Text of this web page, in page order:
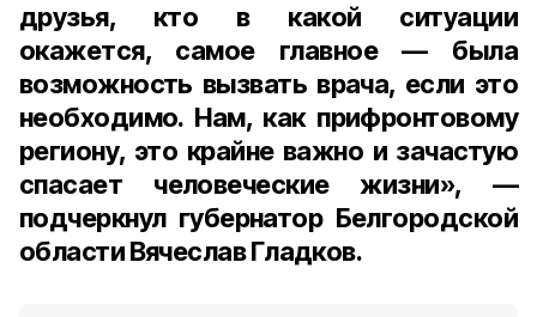
друзья, кто в какой ситуации
окажется, самое главное — была
возможность вызвать врача, если это
необходимо. Нам, как прифронтовому
региону, это крайне важно и зачастую
спасает человеческие жизни», —
подчеркнул губернатор Белгородской
области Вячеслав Гладков.